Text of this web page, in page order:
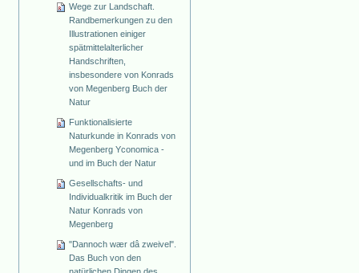
Wege zur Landschaft.
Randbemerkungen zu den
Illustrationen einiger
spätmittelalterlicher
Handschriften,
insbesondere von Konrads
von Megenberg Buch der
Natur
Funktionalisierte
Naturkunde in Konrads von
Megenberg Yconomica -
und im Buch der Natur
Gesellschafts- und
Individualkritik im Buch der
Natur Konrads von
Megenberg
"Dannoch wær dâ zweivel".
Das Buch von den